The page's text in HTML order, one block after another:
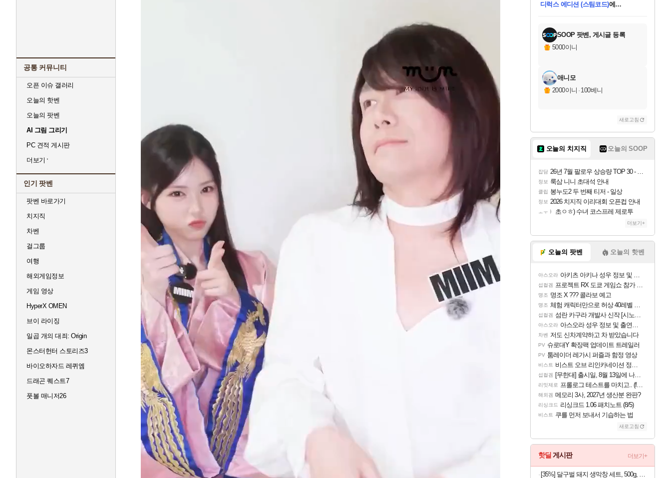
공통 커뮤니티
오픈 이슈 갤러리
오늘의 핫벤
오늘의 팟벤
AI 그림 그리기
PC 견적 게시판
더보기
인기 팟벤
팟벤 바로가기
치지직
차벤
걸그룹
여행
해외게임정보
게임 영상
HyperX OMEN
브이 라이징
일곱 개의 대죄: Origin
몬스터헌터 스토리즈3
바이오하자드 레퀴엠
드래곤 퀘스트7
풋볼 매니저26
당첨되셨습니다.
당첨되셨습니다.
디럭스 에디션 (스팀코드)에
당첨되셨습니다.
에디션 (스팀코드) 를 교환.
당첨되셨습니다.
당첨되셨습니다.
당첨되셨습니다.
당첨되셨습니다.
SOOP 팟벤, 게시글 등록
5000이니
애니모
2000이니 · 100베니
새로고침
오늘의 치지직 오늘의 SOOP
잡담 26년 7월 팔로우 상승량 TOP 30 - 월간 치지직
정보 룩삼 니니 초대석 안내
클립 봉누도2 두 번째 티저 - 일상
정보 2026 치지직 이리대회 오픈컵 안내
ㅗㅜㅑ 초ㅇㅎ) 수녀 코스프레 제로투
더보기+
오늘의 팟벤 오늘의 핫벤
아스오라 아키츠 아키나 성우 정보 및 주요 필모
섭컬겜 프로젝트 RX 도쿄 게임쇼 참가 결정
명조 명조 X ??? 콜라보 예고
명조 체험 캐릭터만으로 허상 40레벨 하이와티아 5분 컷!｜에이메스·린네·모니에 명함
섭컬겜 섬란 카구라 개발사 신작 [시노비 넥서스] 연내 출시 예정
아스오라 아스오라 성우 정보 및 출연작 모음
차벤 저도 신차계약하고 차 받았습니다
PV 슈로대Y 확장팩 업데이트 트레일러
PV 툼레이더 레가시 퍼즐과 함정 영상
비스트 비스트 오브 리인카네이션 정보/공략글 모음
섭컬겜 [무한대] 출시일, 8월 13일에 나오나
리밋제로 프롤로그 테스트를 마치고.. (feat. 리아)
해외겜 메모리 3사, 2027년 생산분 완판?
리싱크드 리싱크드 1.06 패치노트 (8/5)
비스트 쿠를 먼저 보내서 기습하는 법
새로고침
핫딜 게시판 더보기+
[35%] 달구벌 돼지 생막창 세트, 500g, 2봉